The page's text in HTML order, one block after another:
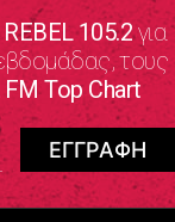
REBEL 105.2για
τους
FM Top Chart